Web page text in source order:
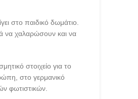
στο παιδικό δωμάτιο.
να χαλαρώσουν και να
στοιχείο για το
στο γερμανικό
φωτιστικών.